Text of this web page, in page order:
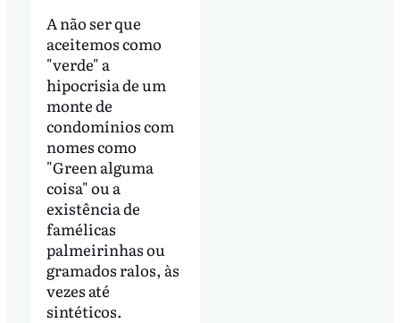
A não ser que
aceitemos como
"verde" a
hipocrisia de um
monte de
condomínios com
nomes como
"Green alguma
coisa" ou a
existência de
famélicas
palmeirinhas ou
gramados ralos, às
vezes até
sintéticos.